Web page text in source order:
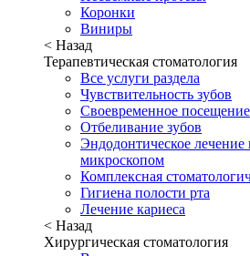
Коронки
Виниры
< Назад
Терапевтическая стоматология
Все услуги раздела
Чувствительность зубов
Своевременное посещение
Отбеливание зубов
Эндодонтическое лечение
микроскопом
Комплексная
Гигиена полости рта
Лечение кариеса
< Назад
Хирургическая стоматология